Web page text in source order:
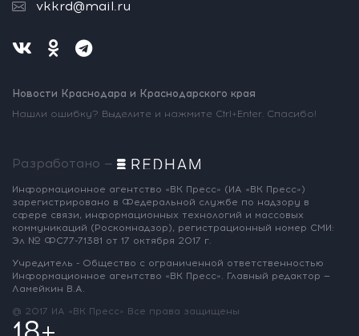
vkkrd@mail.ru
Новости Краснодара и Краснодарского края
Нашли ошибку? Выделите и нажмите Ctrl+Enter. Спасибо!
Разработано —
Информационное агентство «ВК Пресс» (ИА «ВК Пресс»)
зарегистрировано в Федеральной службе по надзору в
сфере связи, информационных технологий и массовых
коммуникаций (Роскомнадзор), регистрационный номер СМИ:
Эл № ФС77-71381 от 17 октября 2017 г.
Учредитель - Общество с ограниченной ответственностью
Информационное агентство «ВК Пресс». Главный редактор —
Ламейкин В.А.
@ 2017 ИА «ВК Пресс» Все права защищены